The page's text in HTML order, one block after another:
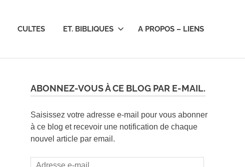
CULTES ET. BIBLIQUES A PROPOS – LIENS
ABONNEZ-VOUS À CE BLOG PAR E-MAIL.
Saisissez votre adresse e-mail pour vous abonner
à ce blog et recevoir une notification de chaque
nouvel article par email.
Adresse